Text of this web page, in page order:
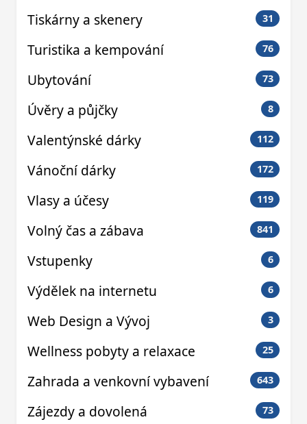
Tiskárny a skenery 31
Turistika a kempování 76
Ubytování 73
Úvěry a půjčky 8
Valentýnské dárky 112
Vánoční dárky 172
Vlasy a účesy 119
Volný čas a zábava 841
Vstupenky 6
Výdělek na internetu 6
Web Design a Vývoj 3
Wellness pobyty a relaxace 25
Zahrada a venkovní vybavení 643
Zájezdy a dovolená 73